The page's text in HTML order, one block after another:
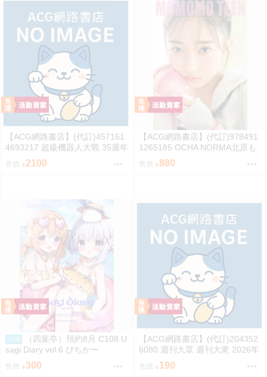
【ACG網路書店】(代訂)457161
4693217 超級機器人大戰 35週年
紀念 JAM Project 主題歌完整專
輯 通常盤
售價 2100
【ACG網路書店】(代訂)978491
1265185 OCHA NORMA北原も
も 寫真集「もももてぃーん。」
售價 880
預購
（四葉亭）預約8月 C108 U
sagi Diary vol.6 ぴちかー
售價 300
【ACG網路書店】(代訂)204352
6080 週刊大眾 週刊大衆 2026年
8月31日號 附:海報
售價 190